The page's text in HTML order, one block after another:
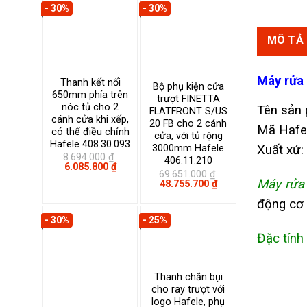
817.600 ₫.
- 30%
Thanh kết nối
650mm phía trên
nóc tủ cho 2
cánh cửa khi xếp,
có thể điều chỉnh
Hafele 408.30.093
8.694.000₫
Giá
6.085.800 ₫Giá
hiện
- 30%
Bộ phụ kiện cửa
trượt FINETTA
FLATFRONT S/US
20 FB cho 2 cánh
cửa, với tủ rộng
3000mm Hafele
406.11.210
69.651.000₫
Giá
69.651.000 ₫.
48.755.700 ₫Giá
hiện
- 30% - 25%
Thanh chắn bụi
cho ray trượt với
logo Hafele, phụ
MÔ TẢ
Máy
Tên sản
Mã
Xuất xứ:
Máy
động cơ
Đặc tính